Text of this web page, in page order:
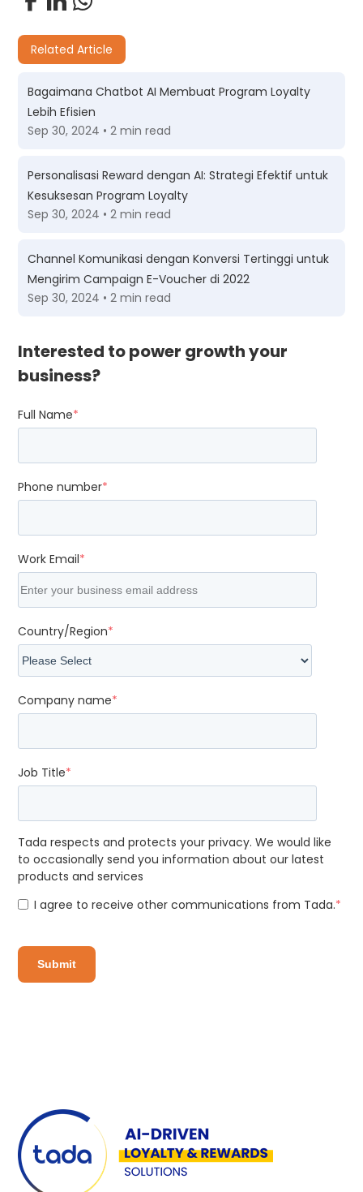
Related Article
Bagaimana Chatbot AI Membuat Program Loyalty
Lebih Efisien
Sep 30, 2024 • 2 min read
Personalisasi Reward dengan AI: Strategi Efektif untuk
Kesuksesan Program Loyalty
Sep 30, 2024 • 2 min read
Channel Komunikasi dengan Konversi Tertinggi untuk
Mengirim Campaign E-Voucher di 2022
Sep 30, 2024 • 2 min read
Interested to power growth your
business?
Full Name*
Phone number*
Work Email*
Country/Region*
Company name*
Job Title*
Tada respects and protects your privacy. We would like
to occasionally send you information about our latest
products and services
I agree to receive other communications from Tada.*